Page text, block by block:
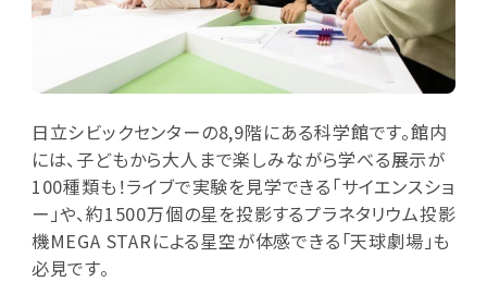
日立シビックセンターの8,9階にある科学館です。館内
には、子どもから大人まで楽しみながら学べる展示が
100種類も！ライブで実験を見学できる「サイエンスショ
ー」や、約1500万個の星を投影するプラネタリウム投影
機MEGA STARによる星空が体感できる「天球劇場」も
必見です。